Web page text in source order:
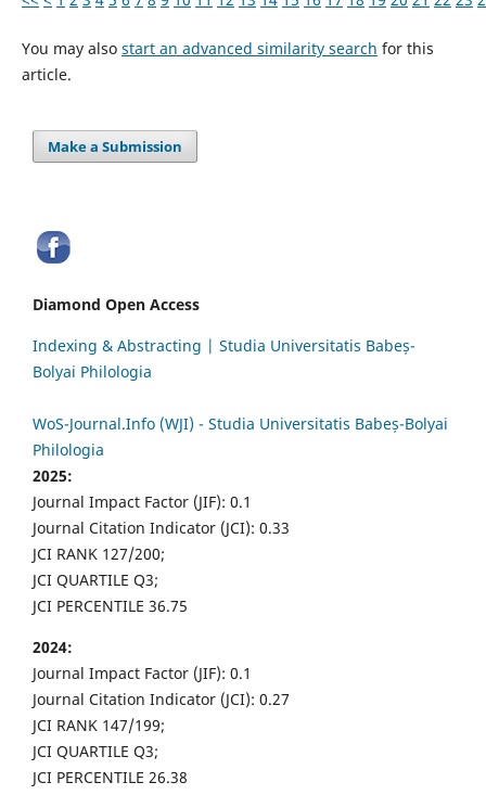
You may also start an advanced similarity search for this
article.
Make a Submission
Diamond Open Access
Indexing & Abstracting | Studia Universitatis Babeș-
Bolyai Philologia
WoS-Journal.Info (WJI) - Studia Universitatis Babeș-Bolyai
Philologia
2025:
Journal Impact Factor (JIF): 0.1
Journal Citation Indicator (JCI): 0.33
JCI RANK 127/200;
JCI QUARTILE Q3;
JCI PERCENTILE 36.75
2024:
Journal Impact Factor (JIF): 0.1
Journal Citation Indicator (JCI): 0.27
JCI RANK 147/199;
JCI QUARTILE Q3;
JCI PERCENTILE 26.38